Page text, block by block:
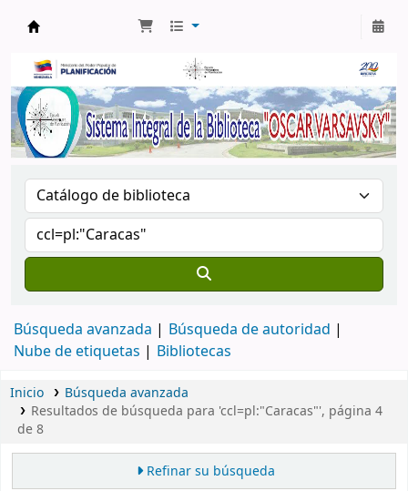
Búsqueda avanzada
Búsqueda de autoridad
Nube de etiquetas
Bibliotecas
Inicio
Búsqueda avanzada
Resultados de búsqueda para 'ccl=pl:"Caracas"', página 4
de 8
Refinar su búsqueda